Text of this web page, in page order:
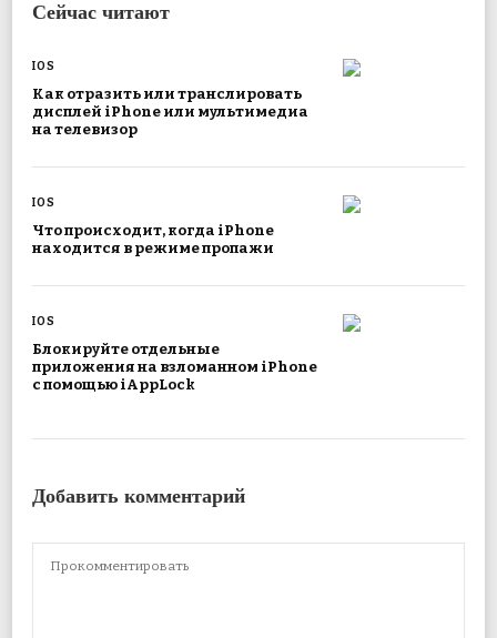
Сейчас читают
IOS
Как отразить или транслировать
дисплей iPhone или мультимедиа
на телевизор
IOS
Что происходит, когда iPhone
находится в режиме пропажи
IOS
Блокируйте отдельные
приложения на взломанном iPhone
с помощью iAppLock
Добавить комментарий